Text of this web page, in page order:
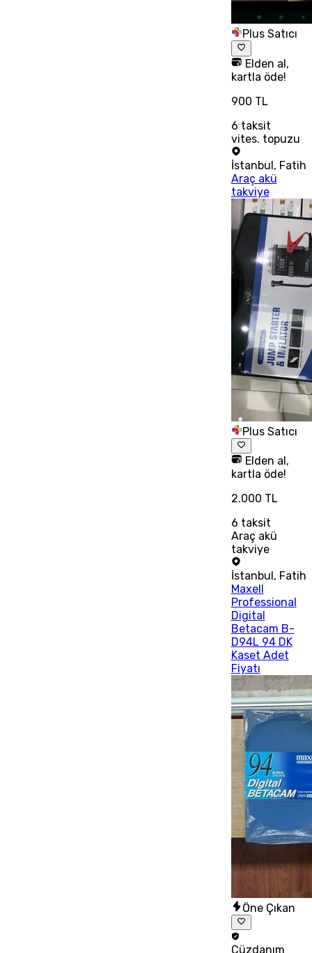
Plus Satıcı
Elden al,
kartla öde!
900 TL
6 taksit
vites. topuzu
İstanbul, Fatih
Araç akü
takviye
Plus Satıcı
Elden al,
kartla öde!
2.000 TL
6 taksit
Araç akü
takviye
İstanbul, Fatih
Maxell
Professional
Digital
Betacam B-
D94L 94 DK
Kaset Adet
Fiyatı
Öne Çıkan
Cüzdanım